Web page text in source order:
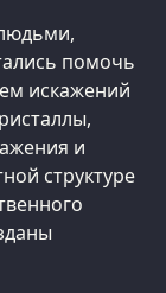
помочь
искажений
и
структуре